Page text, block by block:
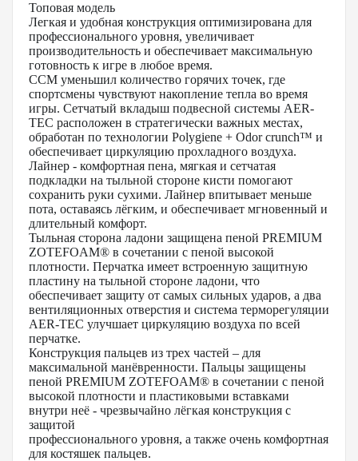
Топовая модель
Легкая и удобная конструкция оптимизирована для
профессионального уровня, увеличивает
производительность и обеспечивает максимальную
готовность к игре в любое время.
ССМ уменьшил количество горячих точек, где
спортсмены чувствуют накопление тепла во время
игры. Сетчатый вкладыш подвесной системы AER-
TEC расположен в стратегически важных местах,
обработан по технологии Polygiene + Оdor crunch™ и
обеспечивает циркуляцию прохладного воздуха.
Лайнер - комфортная пена, мягкая и сетчатая
подкладки на тыльной стороне кисти помогают
сохранить руки сухими. Лайнер впитывает меньше
пота, оставаясь лёгким, и обеспечивает мгновенный и
длительный комфорт.
Тыльная сторона ладони защищена пеной PREMIUM
ZOTEFOAM® в сочетании с пеной высокой
плотности. Перчатка имеет встроенную защитную
пластину на тыльной стороне ладони, что
обеспечивает защиту от самых сильных ударов, а два
вентиляционных отверстия и система терморегуляции
AER-TEC улучшает циркуляцию воздуха по всей
перчатке.
Конструкция пальцев из трех частей – для
максимальной манёвренности. Пальцы защищены
пеной PREMIUM ZOTEFOAM® в сочетании с пеной
высокой плотности и пластиковыми вставками
внутри неё - чрезвычайно лёгкая конструкция с
защитой
профессионального уровня, а также очень комфортная
для костяшек пальцев.